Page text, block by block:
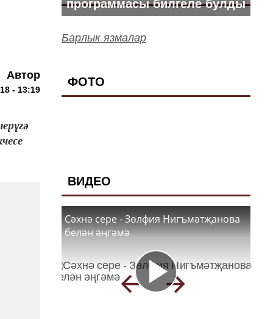
Автор
- 13:19
программасы билгеле булды
Барлык язмалар
ФОТО
ВИДЕО
Сәхнә сере - Зөлфия Нигъмәтҗанова
белән әңгәмә